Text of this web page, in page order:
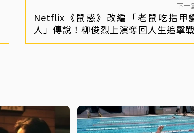
下一
Netflix《鼠惑》改編「老鼠吃指甲
人」傳說！柳俊烈上演奪回人生追擊